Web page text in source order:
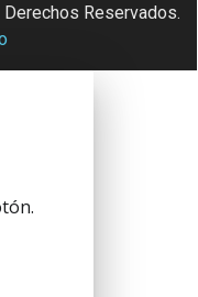
Derechos Reservados.